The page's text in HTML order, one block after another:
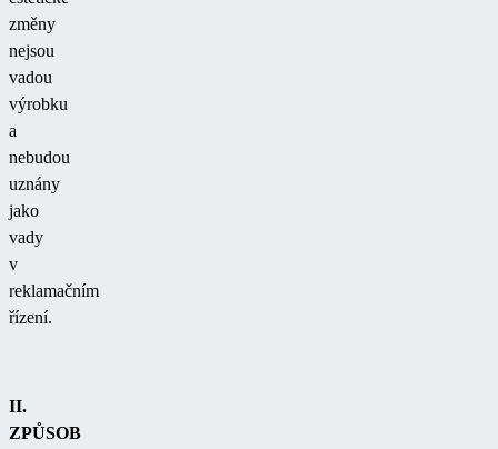
změny
nejsou
vadou
výrobku
a
nebudou
uznány
jako
vady
v
reklamačním
řízení.
II.
ZPŮSOB